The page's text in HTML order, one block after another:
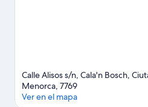
Calle Alisos s/n, Cala'n Bosch,
Menorca, 7769
Ver en el mapa